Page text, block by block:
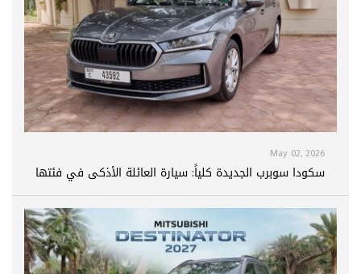
May 02, 2026
سكودا سوبرب الجديدة كلياً: سيارة العائلة الأذكى في فئتها